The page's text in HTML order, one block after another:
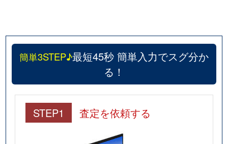
簡単3STEP♪最短45秒 簡単入力でスグ分か
る！
STEP1 査定を依頼する